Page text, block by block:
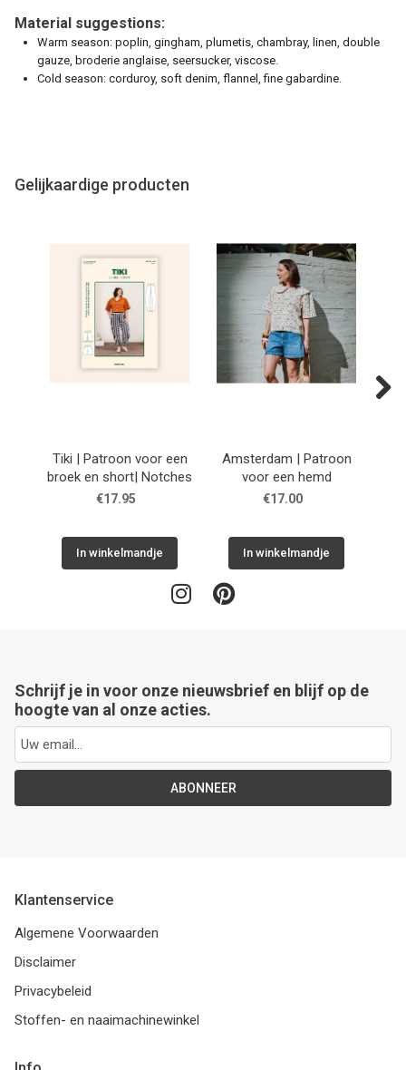
Material suggestions:
Warm season: poplin, gingham, plumetis, chambray, linen, double
gauze, broderie anglaise, seersucker, viscose.
Cold season: corduroy, soft denim, flannel, fine gabardine.
Gelijkaardige producten
Tiki | Patroon voor een
broek en short| Notches
€17.95
In winkelmandje
Amsterdam | Patroon
voor een hemd
€17.00
In winkelmandje
Schrijf je in voor onze nieuwsbrief en blijf op de
hoogte van al onze acties.
ABONNEER
Klantenservice
Algemene Voorwaarden
Disclaimer
Privacybeleid
Stoffen- en naaimachinewinkel